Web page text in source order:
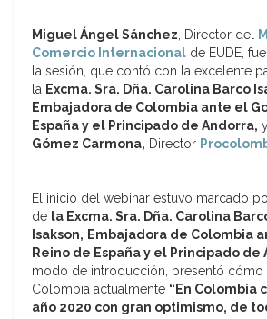
Miguel Ángel Sánchez, Director del
Comercio Internacional de EUDE,
la sesión, que contó con la excelente
la Excma. Sra. Dña. Carolina Barco
Embajadora de Colombia ante el
España y el Principado de Andorra,
Gómez Carmona, Director
El inicio del webinar estuvo marcado
de la Excma. Sra. Dña. Carolina
Isakson, Embajadora de Colombia
Reino de España y el Principado de
modo de introducción, presentó cómo
Colombia actualmente “En Colombia
año 2020 con gran optimismo, de